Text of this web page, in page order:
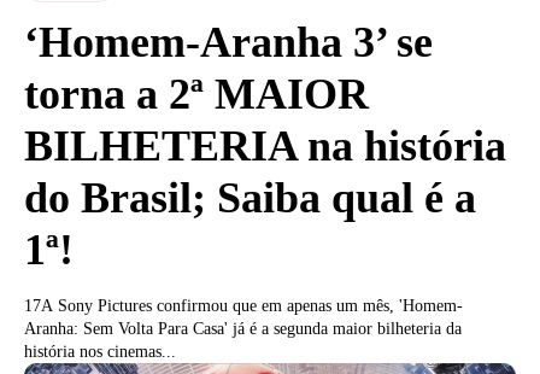
‘Homem-Aranha 3’ se
torna a 2ª MAIOR
BILHETERIA na história
do Brasil; Saiba qual é a
1ª!
17A Sony Pictures confirmou que em apenas um mês, 'Homem-
Aranha: Sem Volta Para Casa' já é a segunda maior bilheteria da
história nos cinemas...